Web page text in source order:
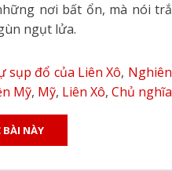
nơi bất ổn, mà nói
ngụt lửa.
sụp đổ của Liên Xô,
Mỹ, Mỹ, Liên Xô, Chủ
BÀI NÀY